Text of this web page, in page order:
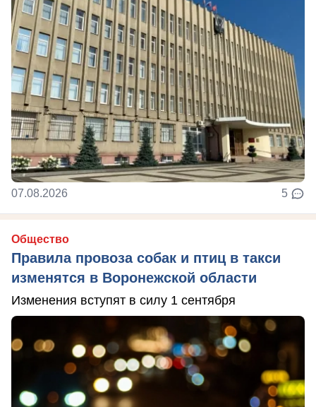
07.08.2026 5
Общество
Правила провоза собак и птиц в такси
изменятся в Воронежской области
Изменения вступят в силу 1 сентября